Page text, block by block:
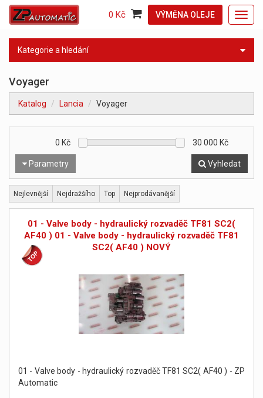
VÝMĚNA OLEJE
0 Kč
Kategorie a hledání
Voyager
Katalog Lancia Voyager
Parametry
0 Kč 30 000 Kč
Vyhledat
Nejlevnější Nejdražšího Top Nejprodávanější
01 - Valve body - hydraulický rozvaděč TF81 SC2(
AF40 ) 01 - Valve body - hydraulický rozvaděč TF81
SC2( AF40 ) NOVÝ
01 - Valve body - hydraulický rozvaděč TF81 SC2( AF40 ) - ZP
Automatic